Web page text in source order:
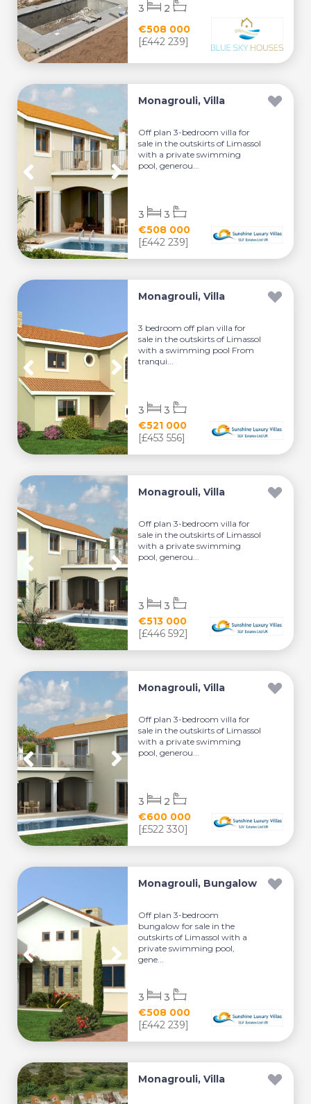
€508 000
[£442 239]
3 2
Monagrouli, Villa
Off plan 3-bedroom villa for
sale in the outskirts of Limassol
with a private swimming
pool, generou...
€508 000
[£442 239]
3 3
Monagrouli, Villa
3 bedroom off plan villa for
sale in the outskirts of Limassol
with a swimming pool From
tranqui...
€521 000
[£453 556]
3 3
Monagrouli, Villa
Off plan 3-bedroom villa for
sale in the outskirts of Limassol
with a private swimming
pool, generou...
€513 000
[£446 592]
3 3
Monagrouli, Villa
Off plan 3-bedroom villa for
sale in the outskirts of Limassol
with a private swimming
pool, generou...
€600 000
[£522 330]
3 2
Monagrouli, Bungalow
Off plan 3-bedroom
bungalow for sale in the
outskirts of Limassol with a
private swimming pool,
gene...
€508 000
[£442 239]
3 3
Monagrouli, Villa